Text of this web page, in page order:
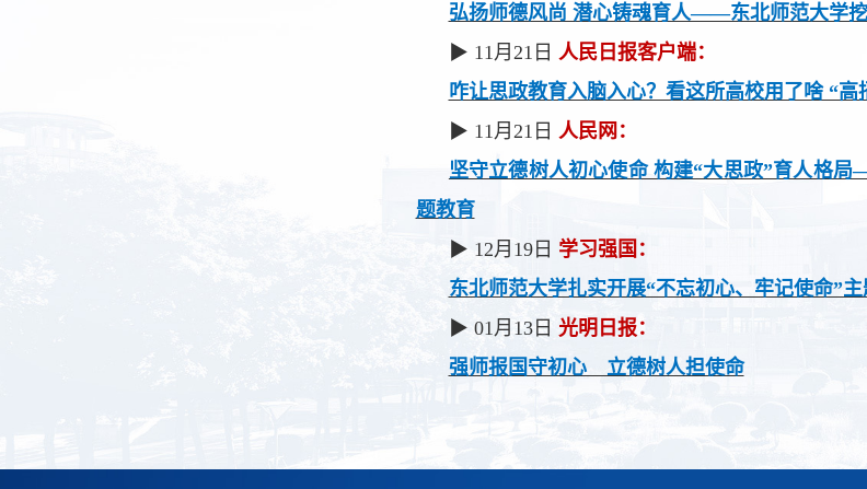
弘扬师德风尚 潜心铸魂育人——东北师范大学
▶ 11月21日 人民日报客户端：
咋让思政教育入脑入心？看这所高校用了啥 “高
▶ 11月21日 人民网：
坚守立德树人初心使命 构建“大思政”育人格
题教育
▶ 12月19日 学习强国：
东北师范大学扎实开展“不忘初心、牢记使命”
▶ 01月13日 光明日报：
强师报国守初心 立德树人担使命